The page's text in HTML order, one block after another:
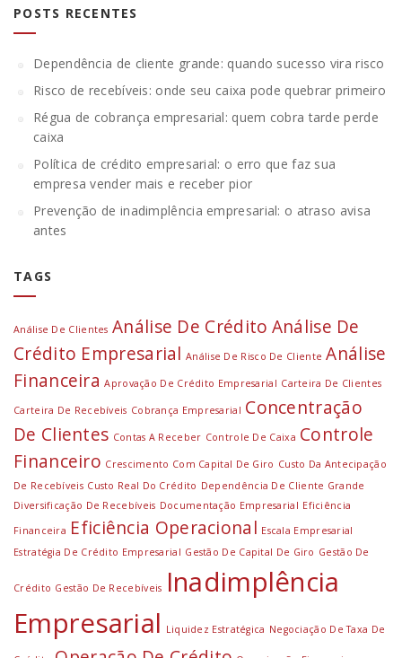
POSTS RECENTES
Dependência de cliente grande: quando sucesso vira risco
Risco de recebíveis: onde seu caixa pode quebrar primeiro
Régua de cobrança empresarial: quem cobra tarde perde
caixa
Política de crédito empresarial: o erro que faz sua
empresa vender mais e receber pior
Prevenção de inadimplência empresarial: o atraso avisa
antes
TAGS
Análise De Clientes Análise De Crédito Análise De
Crédito Empresarial Análise De Risco De Cliente Análise
Financeira Aprovação De Crédito Empresarial Carteira De Clientes
Carteira De Recebíveis Cobrança Empresarial Concentração
De Clientes Contas A Receber Controle De Caixa Controle
Financeiro Crescimento Com Capital De Giro Custo Da Antecipação
De Recebíveis Custo Real Do Crédito Dependência De Cliente Grande
Diversificação De Recebíveis Documentação Empresarial Eficiência
Financeira Eficiência Operacional Escala Empresarial
Estratégia De Crédito Empresarial Gestão De Capital De Giro Gestão De
Crédito Gestão De Recebíveis Inadimplência
Empresarial Liquidez Estratégica Negociação De Taxa De